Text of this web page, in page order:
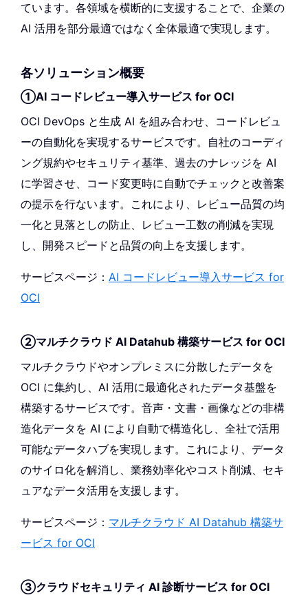
ています。各領域を横断的に支援することで、企業の
AI 活用を部分最適ではなく全体最適で実現します。
各ソリューション概要
①AI コードレビュー導入サービス for OCI
OCI DevOps と生成 AI を組み合わせ、コードレビュ
ーの自動化を実現するサービスです。自社のコーディ
ング規約やセキュリティ基準、過去のナレッジを AI
に学習させ、コード変更時に自動でチェックと改善案
の提示を行ないます。これにより、レビュー品質の均
一化と見落としの防止、レビュー工数の削減を実現
し、開発スピードと品質の向上を支援します。
サービスページ： AI コードレビュー導入サービス for
OCI
②マルチクラウド AI Datahub 構築サービス for OCI
マルチクラウドやオンプレミスに分散したデータを
OCI に集約し、AI 活用に最適化されたデータ基盤を
構築するサービスです。音声・文書・画像などの非構
造化データを AI により自動で構造化し、全社で活用
可能なデータハブを実現します。これにより、データ
のサイロ化を解消し、業務効率化やコスト削減、セキ
ュアなデータ活用を支援します。
サービスページ： マルチクラウド AI Datahub 構築サ
ービス for OCI
③クラウドセキュリティ AI 診断サービス for OCI